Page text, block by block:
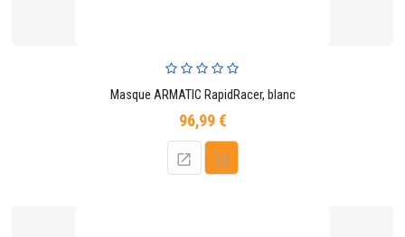
Masque ARMATIC RapidRacer, blanc
96,99 €Prix